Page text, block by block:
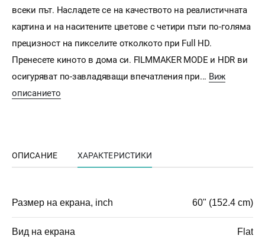
всеки път. Насладете се на качеството на реалистичната
картина и на наситените цветове с четири пъти по-голяма
прецизност на пикселите отколкото при Full HD.
Пренесете киното в дома си. FILMMAKER MODE и HDR ви
осигуряват по-завладяващи впечатления при... Виж
описанието
ОПИСАНИЕ ХАРАКТЕРИСТИКИ
Размер на екрана, inch 60" (152.4 cm)
Вид на екрана Flat